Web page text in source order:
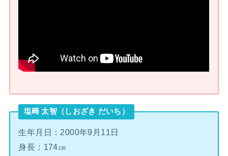
塩﨑 太智（しおざき だいち）
生年月日：2000年9月11日
身長：174㎝